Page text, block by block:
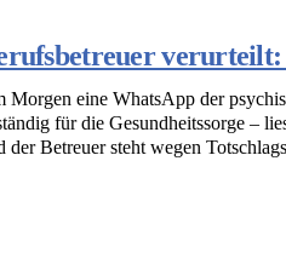
Morgen eine WhatsApp der
für die Gesundheitssorge –
der Betreuer steht wegen